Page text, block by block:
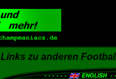
Links zu anderen